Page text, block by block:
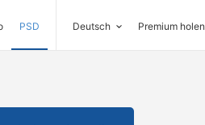
PSD Deutsch Premium holen